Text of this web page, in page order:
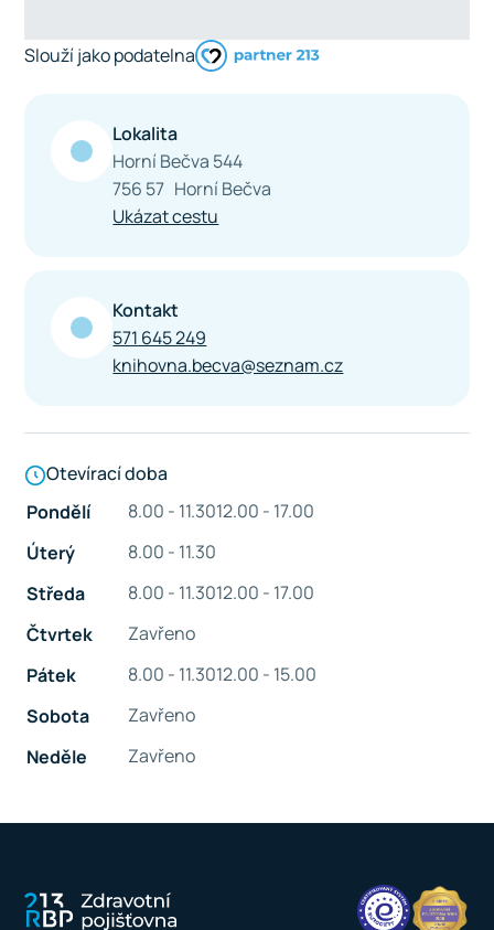
Slouží jako podatelna
Lokalita
Horní Bečva 544
756 57 Horní Bečva
Ukázat cestu
Kontakt
571 645 249
knihovna.becva@seznam.cz
Otevírací doba
Pondělí
8.00 - 11.3012.00 - 17.00
Úterý
8.00 - 11.30
Středa
8.00 - 11.3012.00 - 17.00
Čtvrtek
Zavřeno
Pátek
8.00 - 11.3012.00 - 15.00
Sobota
Zavřeno
Neděle
Zavřeno